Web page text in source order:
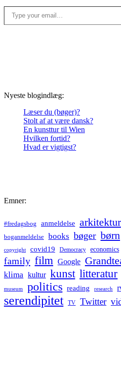
Type your email…
Nyeste blogindlæg:
Læser du (bøger)?
Stolt af at være dansk?
En kunsttur til Wien
Hvilken fortid?
Hvad er vigtigst?
Emner:
#fredagsbog anmeldelse arkitektur
boganmeldelse books bøger børn
copyright covid19 Democracy economics
family film Google
klima kultur kunst litteratur
museum politics reading research
serendipitet TV Twitter